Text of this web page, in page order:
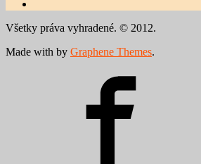
Všetky práva vyhradené. © 2012.
Made with by Graphene Themes.